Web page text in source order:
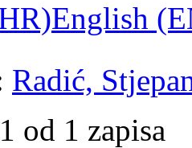
English
Radić,
od 1 zapisa